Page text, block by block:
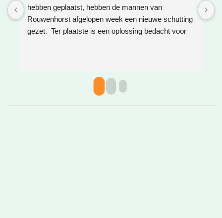
hebben geplaatst, hebben de mannen van
Rouwenhorst afgelopen week een nieuwe schutting
gezet.  Ter plaatste is een oplossing bedacht voor